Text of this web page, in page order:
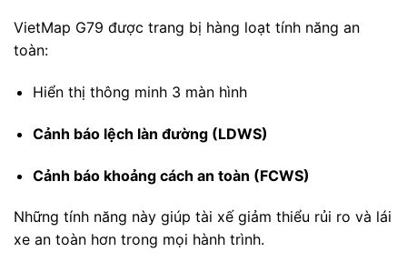
VietMap G79 được trang bị hàng loạt tính năng an
toàn:
Hiển thị thông minh 3 màn hình
Cảnh báo lệch làn đường (LDWS)
Cảnh báo khoảng cách an toàn (FCWS)
Những tính năng này giúp tài xế giảm thiểu rủi ro và lái
xe an toàn hơn trong mọi hành trình.